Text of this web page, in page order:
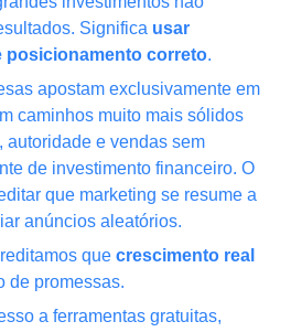
Significa usar
posicionamento correto.
apostam exclusivamente em
caminhos muito mais sólidos
autoridade e vendas sem
de investimento financeiro. O
que marketing se resume a
anúncios aleatórios.
que crescimento real
de promessas.
a ferramentas gratuitas,